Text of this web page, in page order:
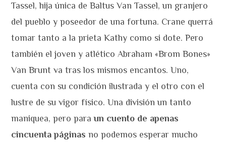
Tassel, hija única de Baltus Van Tassel, un granjero
del pueblo y poseedor de una fortuna. Crane querrá
tomar tanto a la prieta Kathy como si dote. Pero
también el joven y atlético Abraham «Brom Bones»
Van Brunt va tras los mismos encantos. Uno,
cuenta con su condición ilustrada y el otro con el
lustre de su vigor físico. Una división un tanto
maniquea, pero paraun cuento de apenas
cincuenta páginas no podemos esperar mucho